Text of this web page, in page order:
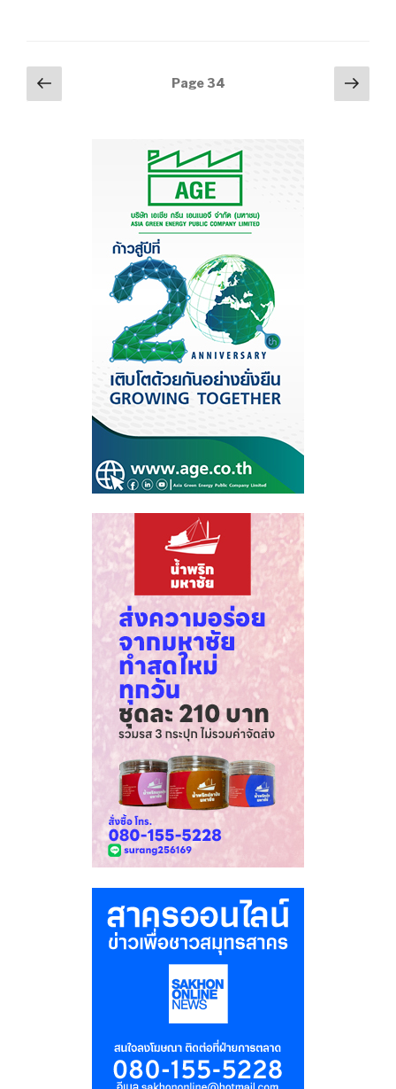
“เซ็นทรัล
เครื่อง
“นครราชสีมา-
มหาชัย””
Posts
navigation
page
Page34
Next